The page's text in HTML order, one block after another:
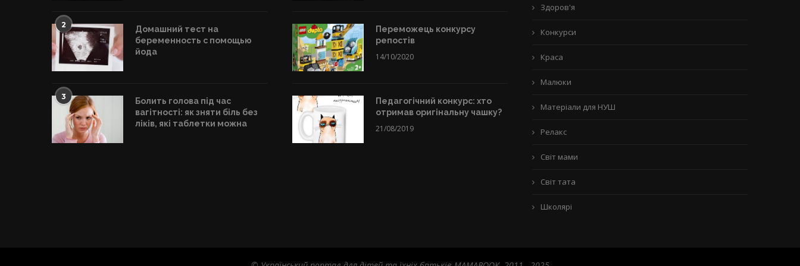
2
Домашний тест на
беременность с помощью
йода
3
Болить голова під час
вагітності: як зняти біль без
ліків, які таблетки можна
Переможець конкурсу
репостів
14/10/2020
Педагогічний конкурс: хто
отримав оригінальну чашку?
21/08/2019
Здоров'я
Конкурси
Краса
Малюки
Матеріали для НУШ
Релакс
Світ мами
Світ тата
Школярі